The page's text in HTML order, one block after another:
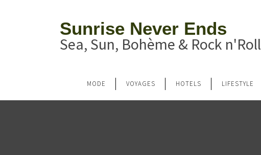
Sunrise Never Ends
Sea, Sun, Bohème & Rock n'Roll
MODE VOYAGES HOTELS LIFESTYLE